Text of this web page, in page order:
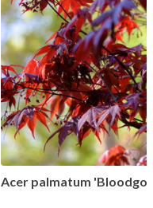
Acer palmatum